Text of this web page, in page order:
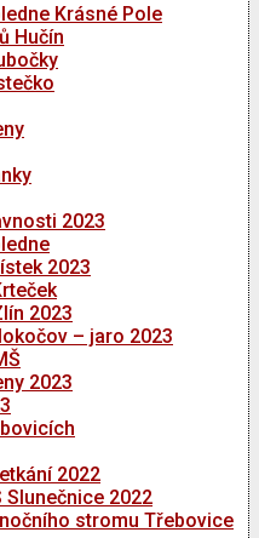
Krásné Pole
Hučín
2023
2023
2023
– jaro 2023
2023
2022
Slunečnice 2022
stromu Třebovice